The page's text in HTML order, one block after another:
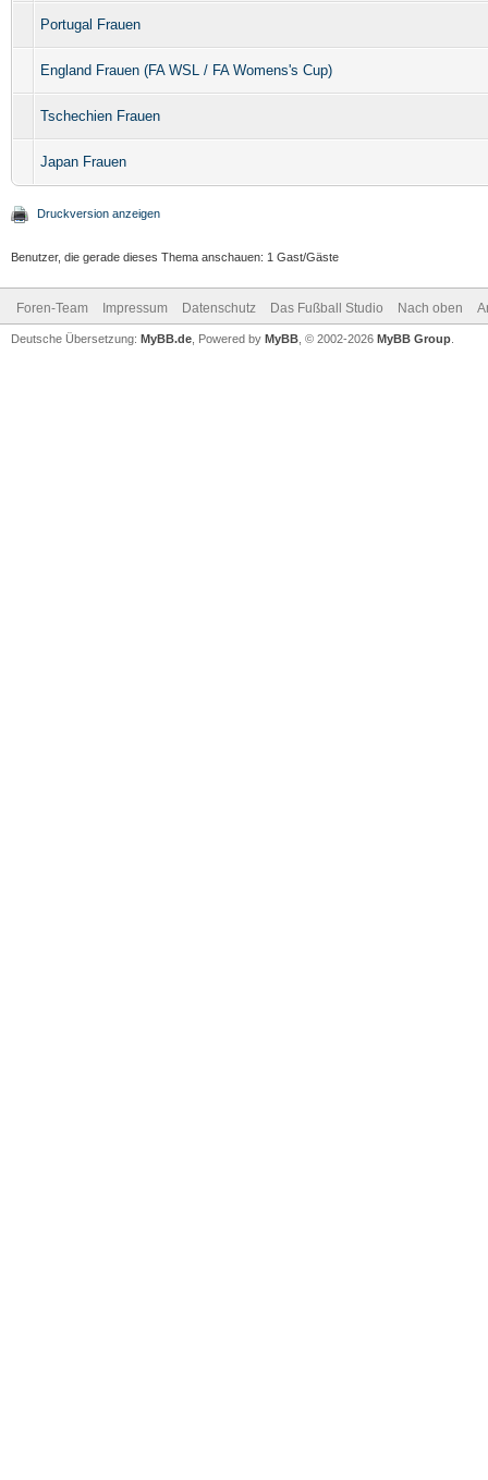
Portugal Frauen
England Frauen (FA WSL / FA Womens's Cup)
Tschechien Frauen
Japan Frauen
Druckversion anzeigen
Benutzer, die gerade dieses Thema anschauen: 1 Gast/Gäste
Foren-Team Impressum Datenschutz Das Fußball Studio Nach oben
Deutsche Übersetzung: MyBB.de , Powered by MyBB , © 2002-2026 MyBB Group